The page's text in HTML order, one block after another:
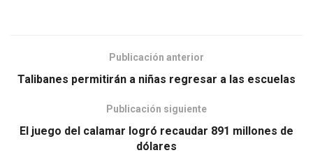
Publicación anterior
Talibanes permitirán a niñas regresar a las escuelas
Publicación siguiente
El juego del calamar logró recaudar 891 millones de
dólares